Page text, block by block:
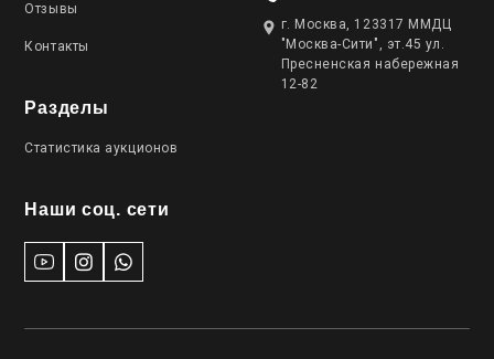
Отзывы
Контакты
Разделы
Статистика аукционов
Наши соц. сети
г. Москва, 123317 ММДЦ
"Москва-Сити", эт.45 ул.
Пресненская набережная
12-82